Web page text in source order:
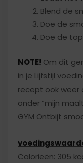
Blend de
Doe de
Doe de
NOTE! Om dit
in je Lijfstijl
recept ook weer
onder “mijn
GYM Ontbijt
Calorieën: 305